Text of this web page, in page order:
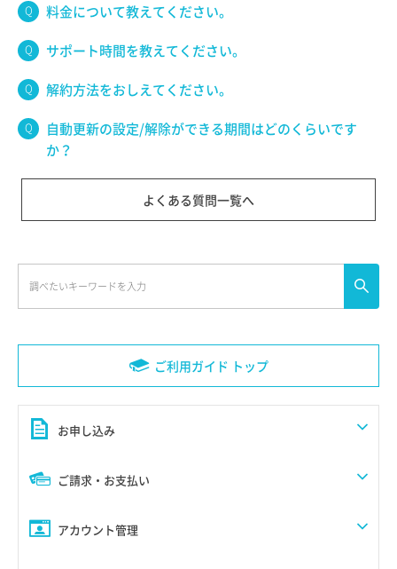
ご利用ガイド トップ
お申し込み
ご請求・お支払い
アカウント管理
料金について教えてください。
サポート時間を教えてください。
解約方法をおしえてください。
自動更新の設定/解除ができる期間はどのくらいです
か？
よくある質問一覧へ